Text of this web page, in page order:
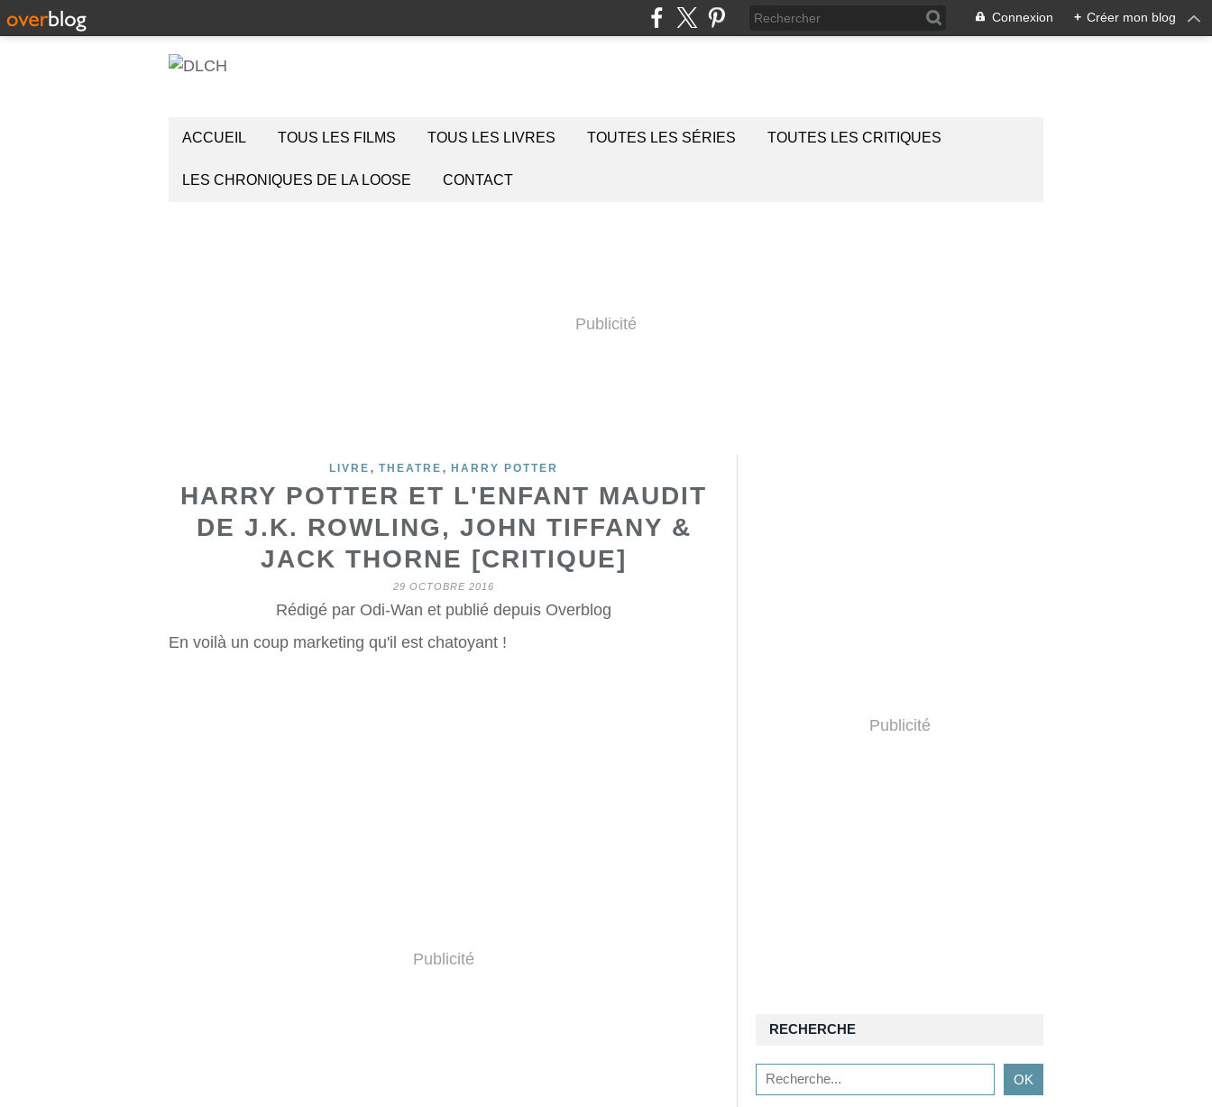
Connexion + Créer mon blog
ACCUEIL TOUS LES FILMS TOUS LES LIVRES TOUTES LES SÉRIES TOUTES LES CRITIQUES
LES CHRONIQUES DE LA LOOSE CONTACT
Publicité
LIVRE , THEATRE , HARRY POTTER
HARRY POTTER ET L'ENFANT MAUDIT
DE J.K. ROWLING, JOHN TIFFANY &
JACK THORNE [CRITIQUE]
29 OCTOBRE 2016
Rédigé par Odi-Wan et publié depuis Overblog
En voilà un coup marketing qu'il est chatoyant !
Publicité
Publicité
RECHERCHE